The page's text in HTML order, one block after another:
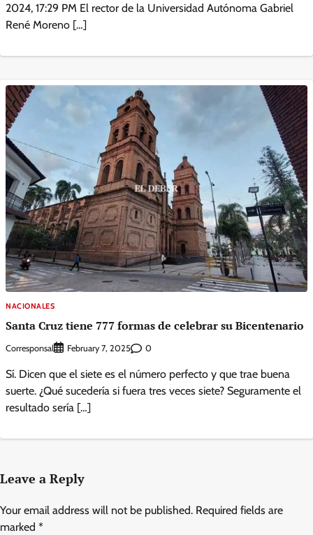
2024, 17:29 PM El rector de la Universidad Autónoma Gabriel
René Moreno […]
NACIONALES
Santa Cruz tiene 777 formas de celebrar su Bicentenario
Corresponsal February 7, 2025 0
Sí. Dicen que el siete es el número perfecto y que trae buena
suerte. ¿Qué sucedería si fuera tres veces siete? Seguramente el
resultado sería […]
Leave a Reply
Your email address will not be published. Required fields are
marked *